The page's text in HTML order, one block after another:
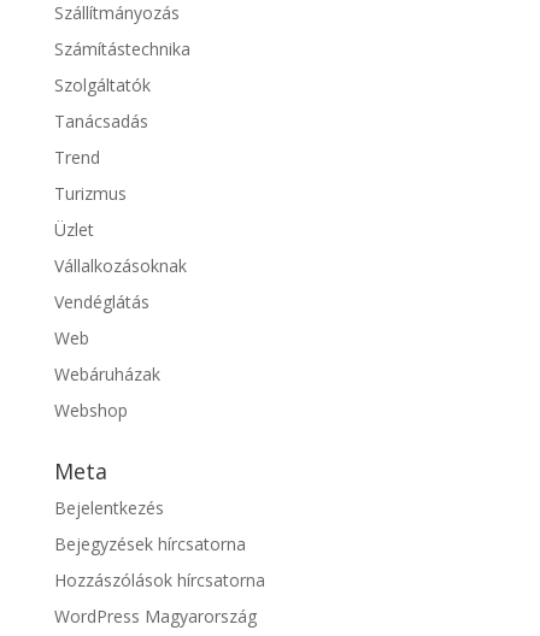
Szállítmányozás
Számítástechnika
Szolgáltatók
Tanácsadás
Trend
Turizmus
Üzlet
Vállalkozásoknak
Vendéglátás
Web
Webáruházak
Webshop
Meta
Bejelentkezés
Bejegyzések hírcsatorna
Hozzászólások hírcsatorna
WordPress Magyarország